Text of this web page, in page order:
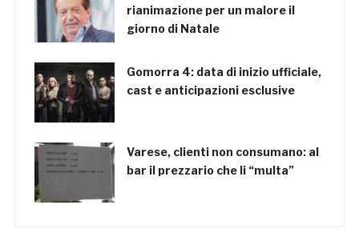
rianimazione per un malore il
giorno di Natale
Gomorra 4: data di inizio ufficiale,
cast e anticipazioni esclusive
Varese, clienti non consumano: al
bar il prezzario che li “multa”